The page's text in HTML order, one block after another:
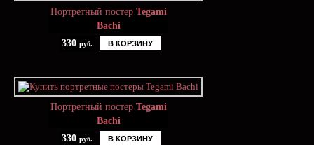
Портретный постер Tegami
Bachi
330 руб. В КОРЗИНУ
Портретный постер Tegami
Bachi
330 руб. В КОРЗИНУ